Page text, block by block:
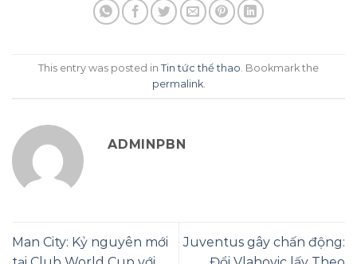
This entry was posted in Tin tức thể thao . Bookmark the
permalink.
ADMINPBN
Man City: Kỷ nguyên mới
Juventus gây chấn động: